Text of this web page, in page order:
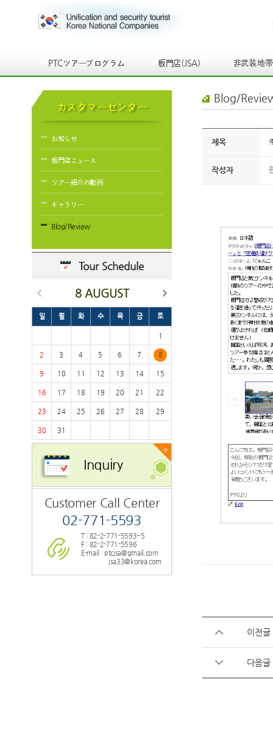
PTCツアープログラム 板門店(JSA) 非武装地帯
カスタマーセンター
お知らせ
板門店ニュース
ツアー紹介の動画
ギャラリー
Blog/Review
Tour Schedule
8 AUGUST
일 월 화 수 목 금 토
1
2 3 4 5 6 7 8
9 10 11 12 13 14 15
16 17 18 19 20 21 22
23 24 25 26 27 28 29
30 31
+
Inquiry
Customer Call Center
02-771-5593
T : 82-2-771-5593~5
F : 82-2-771-5596
E-mail : ptcjsa@gmail.com
jsa33@korea.com
Blog/
제목
작성자
이전글
다음글